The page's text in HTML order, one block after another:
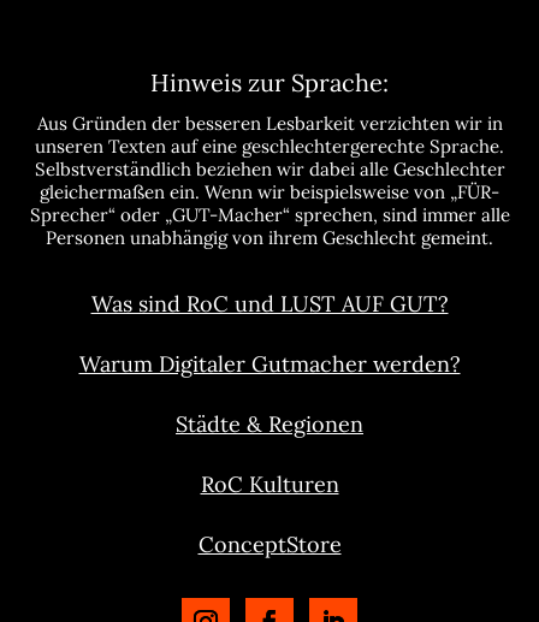
Hinweis zur Sprache:
Aus Gründen der besseren Lesbarkeit verzichten wir in
unseren Texten auf eine geschlechtergerechte Sprache.
Selbstverständlich beziehen wir dabei alle Geschlechter
gleichermaßen ein. Wenn wir beispielsweise von „FÜR-
Sprecher“ oder „GUT-Macher“ sprechen, sind immer alle
Personen unabhängig von ihrem Geschlecht gemeint.
Was sind RoC und LUST AUF GUT?
Warum Digitaler Gutmacher werden?
Städte & Regionen
RoC Kulturen
ConceptStore